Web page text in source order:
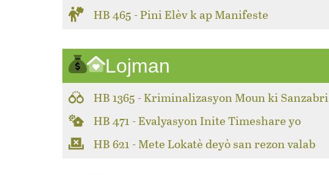
HB 465 - Pini Elèv k ap Manifeste
Lojman
HB 1365 - Kriminalizasyon Moun ki Sanzabri
HB 471 - Evalyasyon Inite Timeshare yo
HB 621 - Mete Lokatè deyò san rezon valab